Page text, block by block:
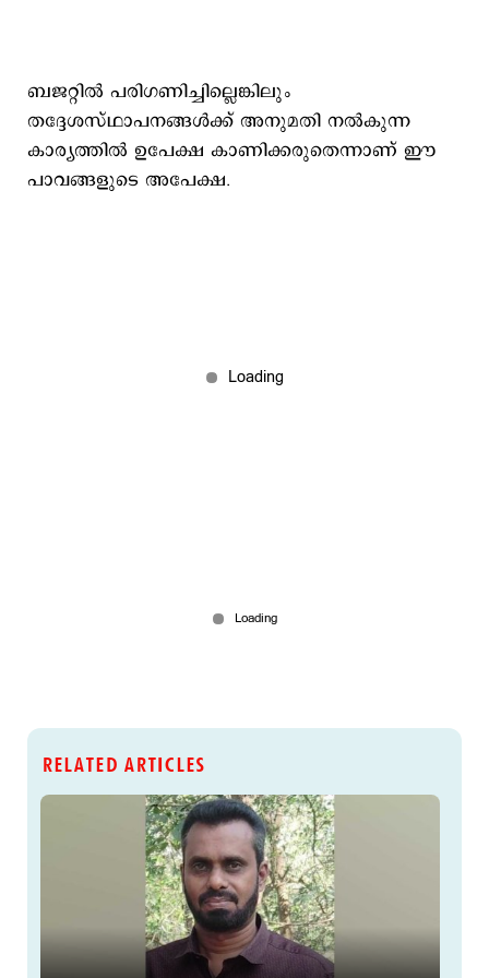
ബജറ്റില്‍ പരിഗണിച്ചില്ലെങ്കിലും
തദ്ദേശസ്ഥാപനങ്ങള്‍ക്ക് അനുമതി നല്‍കുന്ന
കാര്യത്തില്‍ ഉപേക്ഷ കാണിക്കരുതെന്നാണ് ഈ
പാവങ്ങളുടെ അപേക്ഷ.
RELATED ARTICLES